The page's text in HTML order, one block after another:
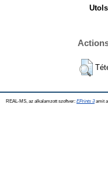
REAL-MS, az alkalamzott szoftver: EPrints 3amit a